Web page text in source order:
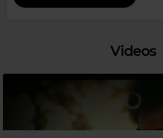
SARAH MENESCAL–I´LL BE THERE FOR YOU
Videos